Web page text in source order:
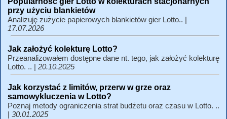
przy użyciu blankietów
Analizuję zużycie papierowych blankietów gier Lotto.. |
17.07.2026
Jak założyć kolekturę Lotto?
Przeanalizowałem dostępne dane nt. tego, jak założyć kolekturę
Lotto. .. | 20.10.2025
Jak korzystać z limitów, przerw w grze oraz
samowykluczenia w Lotto?
Poznaj metody ograniczenia strat budżetu oraz czasu w Lotto. ..
| 30.01.2025